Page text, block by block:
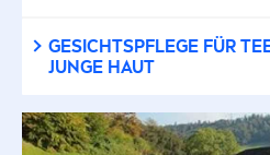
GESICHTSPFLEGE FÜR
JUNGE HAUT